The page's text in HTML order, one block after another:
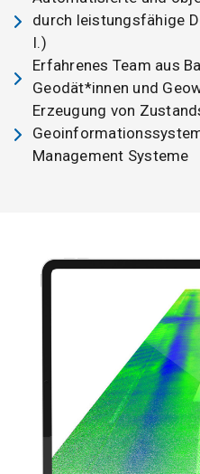
durch leistungsfähige
I.)
Erfahrenes Team aus
Geodät*innen und
Erzeugung von
Management Systeme